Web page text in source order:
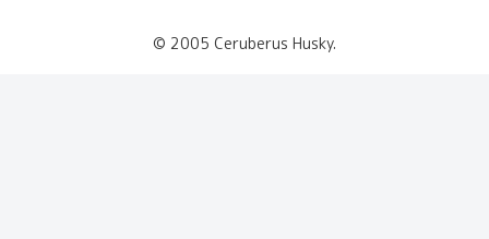
© 2005 Ceruberus Husky.